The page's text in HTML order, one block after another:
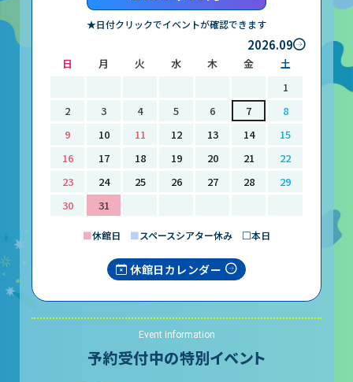
展望テラス・円形広場
実験工作室
レストラン
あそびの部屋
マルチメディアコーナー
常設展示室
サイエンスショーブース
★日付クリックでイベントが確認できます
2026.09
日 月 火 水 木 金
土
1
2
3 4 5 6 7
8
9
10 11 12 13 14
15
16
17 18 19 20 21
22
23
24 25 26 27 28
29
30
31
■休館日 ■スペースシアター休み □本日
休館日カレンダー
Event information
予約受付中の特別イベント